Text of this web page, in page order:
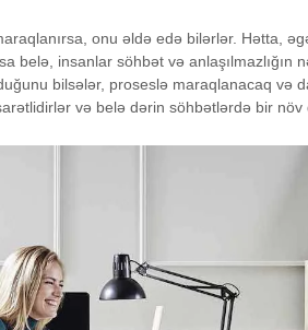
onu əldə edə bilərlər. Hətta,
belə, insanlar söhbət və anlaşılmazlığın
bilsələr, proseslə maraqlanacaq və
və belə dərin söhbətlərdə bir növ